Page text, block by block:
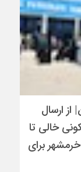
۲۴ فروردین‌| از ارسال
واحد مسکونی خالی تا
خرمشهر برای